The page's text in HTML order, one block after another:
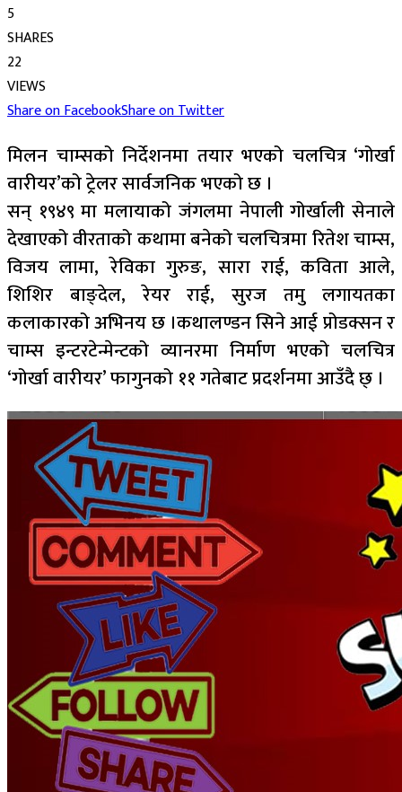
5
SHARES
22
VIEWS
Share on FacebookShare on Twitter
मिलन चाम्सको निर्देशनमा तयार भएको चलचित्र ‘गोर्खा
वारीयर’को ट्रेलर सार्वजनिक भएको छ ।
सन् १९४९ मा मलायाको जंगलमा नेपाली गोर्खाली सेनाले
देखाएको वीरताको कथामा बनेको चलचित्रमा रितेश चाम्स,
विजय लामा, रेविका गुरुङ, सारा राई, कविता आले,
शिशिर बाङ्देल, रेयर राई, सुरज तमु लगायतका
कलाकारको अभिनय छ ।कथालण्डन सिने आई प्रोडक्सन र
चाम्स इन्टरटेन्मेन्टको व्यानरमा निर्माण भएको चलचित्र
‘गोर्खा वारीयर’ फागुनको ११ गतेबाट प्रदर्शनमा आउँदै छ् ।